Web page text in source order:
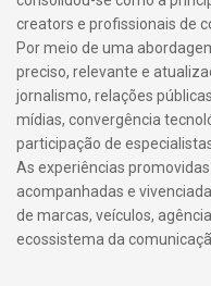
creators e profissionais de
Por meio de uma
preciso, relevante e
jornalismo, relações
mídias, convergência
participação de
As experiências
acompanhadas e
de marcas, veículos,
ecossistema da